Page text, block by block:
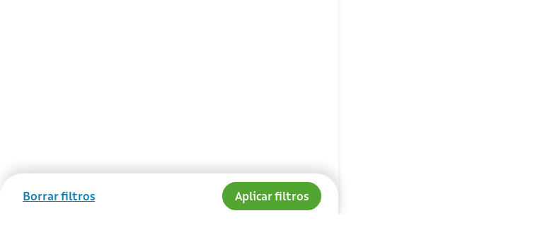
Borrar filtros Aplicar filtros